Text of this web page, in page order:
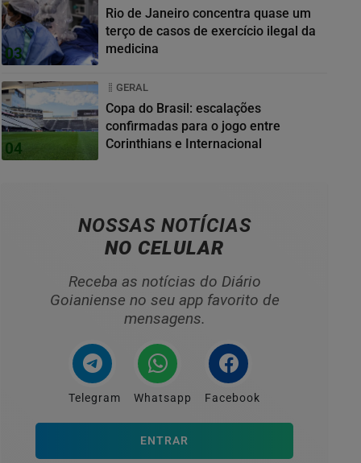
03
Rio de Janeiro concentra quase um
terço de casos de exercício ilegal da
medicina
04
GERAL
Copa do Brasil: escalações
confirmadas para o jogo entre
Corinthians e Internacional
NOSSAS NOTÍCIAS
NO CELULAR
Receba as notícias do Diário
Goianiense no seu app favorito de
mensagens.
Telegram Whatsapp Facebook
ENTRAR